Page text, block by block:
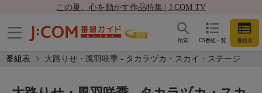
この夏、心を動かす作品特集 | J:COM TV
CS番組一覧 番組表
検索
番組表 大路りせ・風羽咲季 - タカラヅカ・スカイ・ステージ